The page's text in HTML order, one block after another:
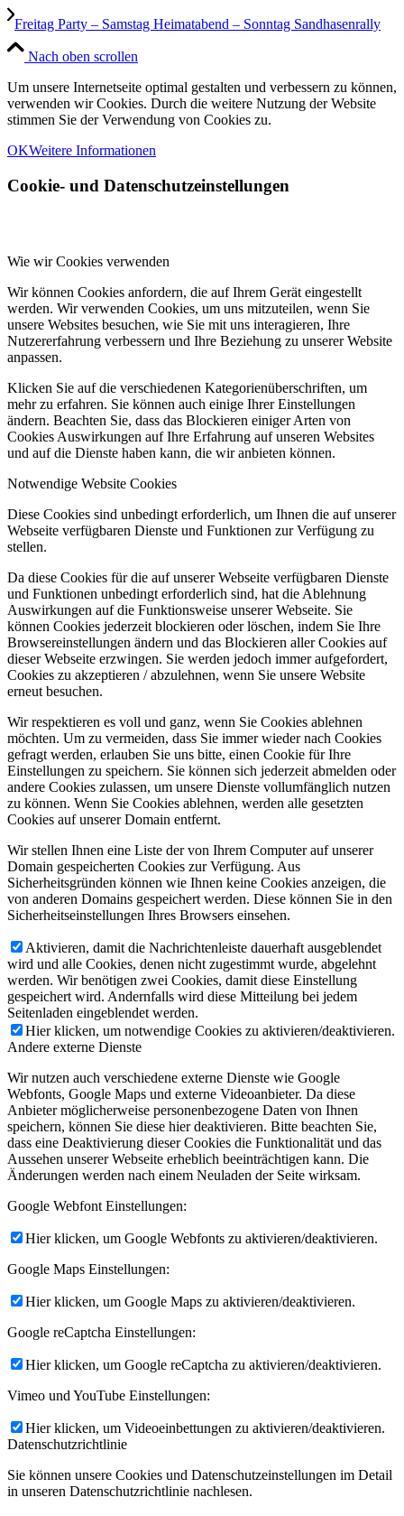
Freitag Party – Samstag Heimatabend – Sonntag Sandhasenrally
Nach oben scrollen
Um unsere Internetseite optimal gestalten und verbessern zu können,
verwenden wir Cookies. Durch die weitere Nutzung der Website
stimmen Sie der Verwendung von Cookies zu.
OKWeitere Informationen
Cookie- und Datenschutzeinstellungen
Wie wir Cookies verwenden
Wir können Cookies anfordern, die auf Ihrem Gerät eingestellt
werden. Wir verwenden Cookies, um uns mitzuteilen, wenn Sie
unsere Websites besuchen, wie Sie mit uns interagieren, Ihre
Nutzererfahrung verbessern und Ihre Beziehung zu unserer Website
anpassen.
Klicken Sie auf die verschiedenen Kategorienüberschriften, um
mehr zu erfahren. Sie können auch einige Ihrer Einstellungen
ändern. Beachten Sie, dass das Blockieren einiger Arten von
Cookies Auswirkungen auf Ihre Erfahrung auf unseren Websites
und auf die Dienste haben kann, die wir anbieten können.
Notwendige Website Cookies
Diese Cookies sind unbedingt erforderlich, um Ihnen die auf unserer
Webseite verfügbaren Dienste und Funktionen zur Verfügung zu
stellen.
Da diese Cookies für die auf unserer Webseite verfügbaren Dienste
und Funktionen unbedingt erforderlich sind, hat die Ablehnung
Auswirkungen auf die Funktionsweise unserer Webseite. Sie
können Cookies jederzeit blockieren oder löschen, indem Sie Ihre
Browsereinstellungen ändern und das Blockieren aller Cookies auf
dieser Webseite erzwingen. Sie werden jedoch immer aufgefordert,
Cookies zu akzeptieren / abzulehnen, wenn Sie unsere Website
erneut besuchen.
Wir respektieren es voll und ganz, wenn Sie Cookies ablehnen
möchten. Um zu vermeiden, dass Sie immer wieder nach Cookies
gefragt werden, erlauben Sie uns bitte, einen Cookie für Ihre
Einstellungen zu speichern. Sie können sich jederzeit abmelden oder
andere Cookies zulassen, um unsere Dienste vollumfänglich nutzen
zu können. Wenn Sie Cookies ablehnen, werden alle gesetzten
Cookies auf unserer Domain entfernt.
Wir stellen Ihnen eine Liste der von Ihrem Computer auf unserer
Domain gespeicherten Cookies zur Verfügung. Aus
Sicherheitsgründen können wie Ihnen keine Cookies anzeigen, die
von anderen Domains gespeichert werden. Diese können Sie in den
Sicherheitseinstellungen Ihres Browsers einsehen.
Aktivieren, damit die Nachrichtenleiste dauerhaft ausgeblendet
wird und alle Cookies, denen nicht zugestimmt wurde, abgelehnt
werden. Wir benötigen zwei Cookies, damit diese Einstellung
gespeichert wird. Andernfalls wird diese Mitteilung bei jedem
Seitenladen eingeblendet werden.
Hier klicken, um notwendige Cookies zu aktivieren/deaktivieren.
Andere externe Dienste
Wir nutzen auch verschiedene externe Dienste wie Google
Webfonts, Google Maps und externe Videoanbieter. Da diese
Anbieter möglicherweise personenbezogene Daten von Ihnen
speichern, können Sie diese hier deaktivieren. Bitte beachten Sie,
dass eine Deaktivierung dieser Cookies die Funktionalität und das
Aussehen unserer Webseite erheblich beeinträchtigen kann. Die
Änderungen werden nach einem Neuladen der Seite wirksam.
Google Webfont Einstellungen:
Hier klicken, um Google Webfonts zu aktivieren/deaktivieren.
Google Maps Einstellungen:
Hier klicken, um Google Maps zu aktivieren/deaktivieren.
Google reCaptcha Einstellungen:
Hier klicken, um Google reCaptcha zu aktivieren/deaktivieren.
Vimeo und YouTube Einstellungen:
Hier klicken, um Videoeinbettungen zu aktivieren/deaktivieren.
Datenschutzrichtlinie
Sie können unsere Cookies und Datenschutzeinstellungen im Detail
in unseren Datenschutzrichtlinie nachlesen.